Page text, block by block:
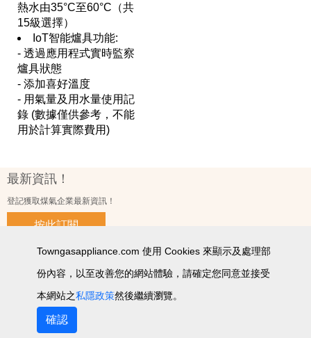
熱水由35°C至60°C（共
15級選擇）
IoT智能爐具功能:
- 透過應用程式實時監察
爐具狀態
- 添加喜好溫度
- 用氣量及用水量使用記
錄 (數據僅供參考，不能
用於計算實際費用)
最新資訊！
登記獲取煤氣企業最新資訊！
按此訂閱
使用條款及細則 私隱政策聲明
個人資料收集聲明
Towngasappliance.com 使用 Cookies 來顯示及處理部
份內容，以至改善您的網站體驗，請確定您同意並接受
本網站之私隱政策然後繼續瀏覽。
確認